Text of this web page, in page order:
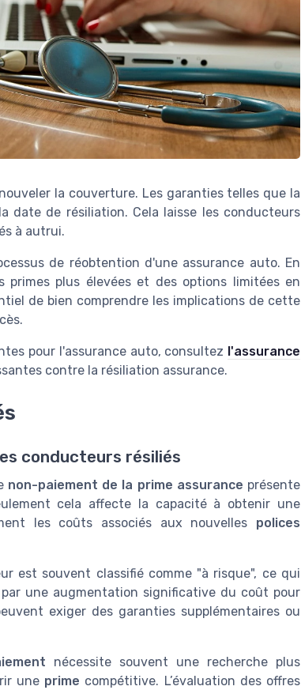
la couverture. Les garanties telles que la
date de résiliation. Cela laisse les conducteurs
à autrui.
de réobtention d'une assurance auto. En
plus élevées et des options limitées en
de bien comprendre les implications de cette
pour l'assurance auto, consultez l'assurance
contre la résiliation assurance.
conducteurs résiliés
non-paiement de la prime assurance présente
cela affecte la capacité à obtenir une
les coûts associés aux nouvelles polices
est souvent classifié comme "à risque", ce qui
une augmentation significative du coût pour
exiger des garanties supplémentaires ou
nécessite souvent une recherche plus
une prime compétitive. L’évaluation des offres